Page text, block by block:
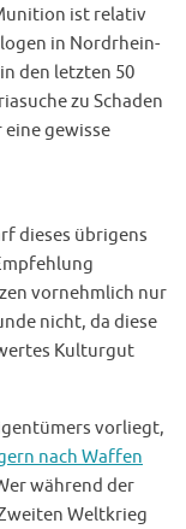
ist relativ
in Nordrhein-
den letzten 50
zu Schaden
gewisse
dieses übrigens
vornehmlich nur
nicht, da diese
Kulturgut
vorliegt,
nach Waffen
während der
Weltkrieg